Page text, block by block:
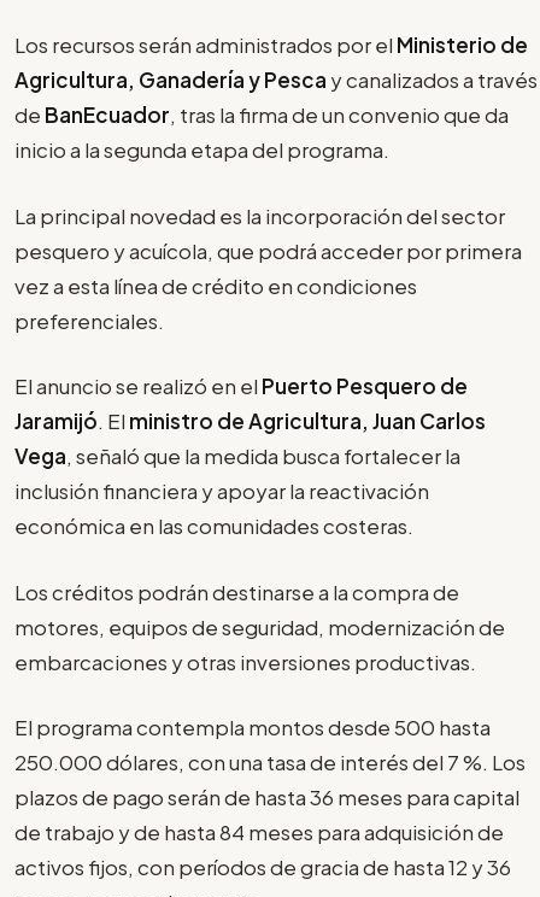
Los recursos serán administrados por el Ministerio de
Agricultura, Ganadería y Pesca y canalizados a través
de BanEcuador, tras la firma de un convenio que da
inicio a la segunda etapa del programa.
La principal novedad es la incorporación del sector
pesquero y acuícola, que podrá acceder por primera
vez a esta línea de crédito en condiciones
preferenciales.
El anuncio se realizó en el Puerto Pesquero de
Jaramijó. El ministro de Agricultura, Juan Carlos
Vega, señaló que la medida busca fortalecer la
inclusión financiera y apoyar la reactivación
económica en las comunidades costeras.
Los créditos podrán destinarse a la compra de
motores, equipos de seguridad, modernización de
embarcaciones y otras inversiones productivas.
El programa contempla montos desde 500 hasta
250.000 dólares, con una tasa de interés del 7 %. Los
plazos de pago serán de hasta 36 meses para capital
de trabajo y de hasta 84 meses para adquisición de
activos fijos, con períodos de gracia de hasta 12 y 36